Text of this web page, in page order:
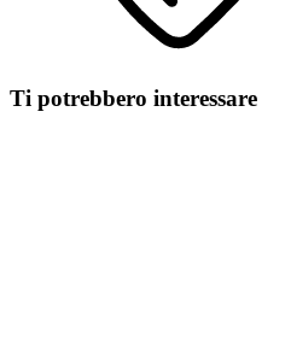
Ti potrebbero interessare